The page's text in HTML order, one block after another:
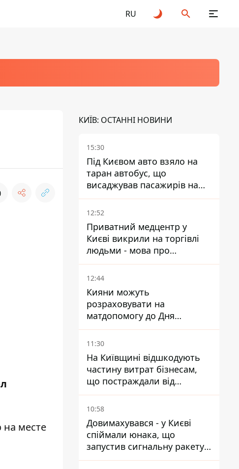
RU
на месте
КИЇВ: ОСТАННІ НОВИНИ
15:30
Під Києвом авто взяло на
таран автобус, що
висаджував пасажирів на
зупинці - пасажирка в
лікарні
12:52
Приватний медцентр у
Києві викрили на торгівлі
людьми - мова про
сурогатне материнство
12:44
Кияни можуть
розраховувати на
матдопомогу до Дня
незалежності - кому її
дадуть
11:30
На Київщині відшкодують
частину витрат бізнесам,
що постраждали від
прильотів ракет
10:58
Довимахувався - у Києві
спіймали юнака, що
запустив сигнальну ракету,
аби потішити дівчат